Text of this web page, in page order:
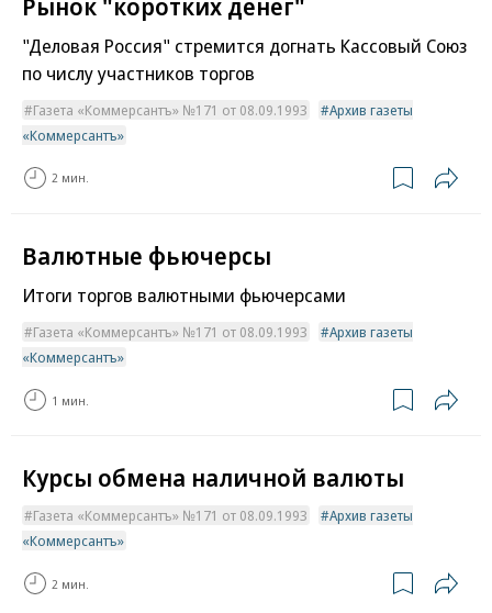
"Деловая Россия" стремится догнать Кассовый Союз
по числу участников торгов
Газета «Коммерсантъ» №171 от 08.09.1993
Архив газеты
«Коммерсантъ»
2 мин.
Валютные фьючерсы
Итоги торгов валютными фьючерсами
Газета «Коммерсантъ» №171 от 08.09.1993
Архив газеты
«Коммерсантъ»
1 мин.
Курсы обмена наличной валюты
Газета «Коммерсантъ» №171 от 08.09.1993
Архив газеты
«Коммерсантъ»
2 мин.